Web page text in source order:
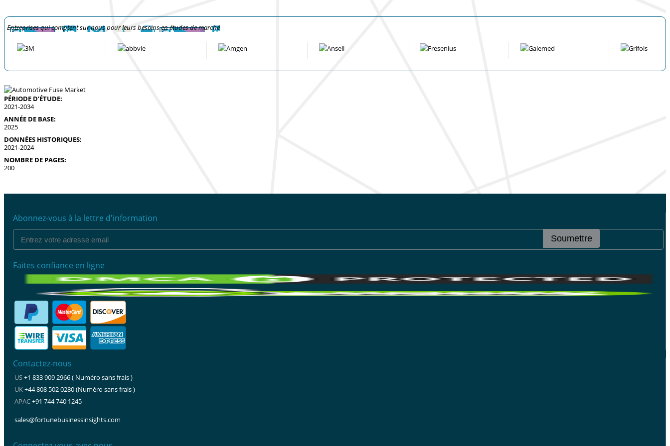
Entreprises qui comptent sur nous pour leurs besoins en études de marché
PÉRIODE D’ÉTUDE:
2021-2034
ANNÉE DE BASE:
2025
DONNÉES HISTORIQUES:
2021-2024
NOMBRE DE PAGES:
200
Abonnez-vous à la lettre d'information
Soumettre
Faites confiance en ligne
Contactez-nous
US+1 833 909 2966 ( Numéro sans frais )
UK+44 808 502 0280 (Numéro sans frais )
APAC+91 744 740 1245
sales@fortunebusinessinsights.com